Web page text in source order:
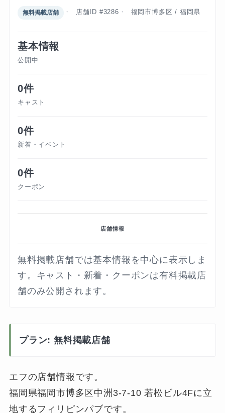
無料掲載店舗 店舗ID #3286 福岡市博多区 / 福岡県
基本情報
公開中
0件
キャスト
0件
新着・イベント
0件
クーポン
店舗情報
無料掲載店舗では基本情報を中心に表示しま
す。キャスト・新着・クーポンは有料掲載店
舗のみ公開されます。
プラン: 無料掲載店舗
エフの店舗情報です。
福岡県福岡市博多区中洲3-7-10 若松ビル4Fに立
地するフィリピンパブです。